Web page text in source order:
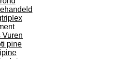
Vuren
pine